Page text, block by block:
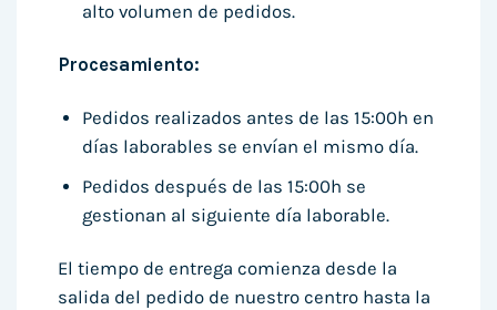
alto volumen de pedidos.
Procesamiento:
Pedidos realizados antes de las 15:00h en
días laborables se envían el mismo día.
Pedidos después de las 15:00h se
gestionan al siguiente día laborable.
El tiempo de entrega comienza desde la
salida del pedido de nuestro centro hasta la